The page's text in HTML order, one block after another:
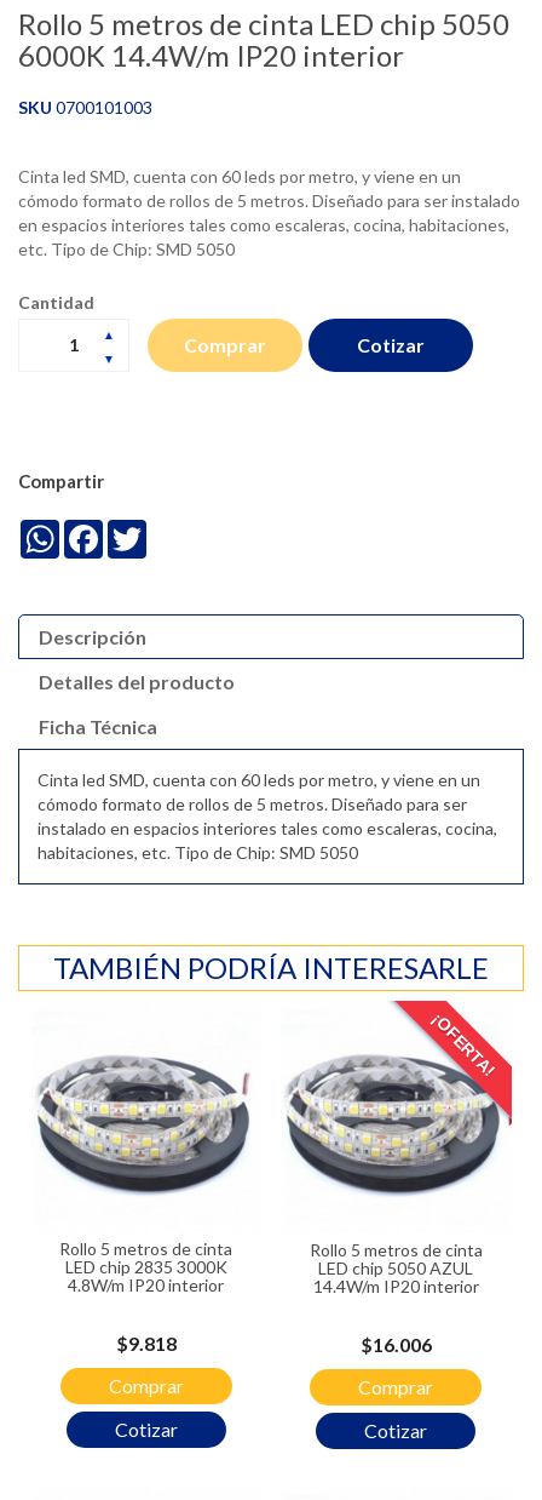
Rollo 5 metros de cinta LED chip 5050
6000K 14.4W/m IP20 interior
SKU 0700101003
Cinta led SMD, cuenta con 60 leds por metro, y viene en un
cómodo formato de rollos de 5 metros. Diseñado para ser instalado
en espacios interiores tales como escaleras, cocina, habitaciones,
etc. Tipo de Chip: SMD 5050
Cantidad
Comprar Cotizar
Compartir
WhatsApp
Facebook
Descripción
Detalles del producto
Ficha Técnica
Cinta led SMD, cuenta con 60 leds por metro, y viene en un
cómodo formato de rollos de 5 metros. Diseñado para ser
instalado en espacios interiores tales como escaleras, cocina,
habitaciones, etc. Tipo de Chip: SMD 5050
TAMBIÉN PODRÍA INTERESARLE
Rollo 5 metros de cinta
LED chip 2835 3000K
4.8W/m IP20 interior
Cotizar
Precio
$9.818
Comprar
Rollo 5 metros de cinta
LED chip 5050 AZUL
14.4W/m IP20 interior
Cotizar
Precio
$16.006
Comprar
¡OFERTA!